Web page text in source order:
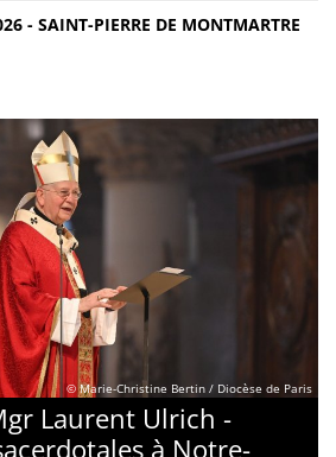
- SAINT-PIERRE DE MONTMARTRE
© Marie-Christine Bertin / Diocèse de Paris
Laurent Ulrich -
à Notre-